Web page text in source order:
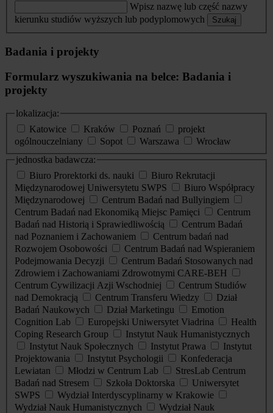
Wpisz nazwę lub część nazwy
kierunku studiów wyższych lub podyplomowych
Szukaj
Badania i projekty
Formularz wyszukiwania na belce: Badania i
projekty
lokalizacja:
Katowice
Kraków Poznań
projekt
ogólnouczelniany
Sopot Warszawa
Wrocław
jednostka badawcza:
Biuro Prorektorki ds. nauki
Biuro Rekrutacji
Międzynarodowej Uniwersytetu SWPS
Biuro Współpracy
Międzynarodowej
Centrum Badań nad Bullyingiem
Centrum Badań nad Ekonomiką Miejsc Pamięci
Centrum
Badań nad Historią i Sprawiedliwością
Centrum Badań
nad Poznaniem i Zachowaniem
Centrum badań nad
Rozwojem Osobowości
Centrum Badań nad Wspieraniem
Podejmowania Decyzji
Centrum Badań Stosowanych nad
Zdrowiem i Zachowaniami Zdrowotnymi CARE-BEH
Centrum Cywilizacji Azji Wschodniej
Centrum Studiów
nad Demokracją
Centrum Transferu Wiedzy
Dział
Badań Naukowych
Dział Marketingu
Emotion
Cognition Lab
Europejski Uniwersytet Viadrina
Health
Coping Research Group
Instytut Nauk Humanistycznych
Instytut Nauk Społecznych
Instytut Prawa
Instytut
Projektowania
Instytut Psychologii
Konfederacja
Lewiatan
Młodzi w Centrum Lab
StresLab Centrum
Badań nad Stresem
Szkoła Doktorska
Uniwersytet
SWPS
Wydział Interdyscyplinarny w Krakowie
Wydział Nauk Humanistycznych
Wydział Nauk